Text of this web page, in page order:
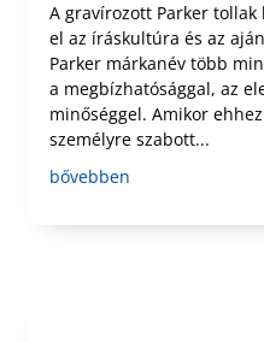
A gravírozott Parker
el az íráskultúra és az
Parker márkanév több
a megbízhatósággal, az
minőséggel. Amikor
személyre szabott...
bővebben